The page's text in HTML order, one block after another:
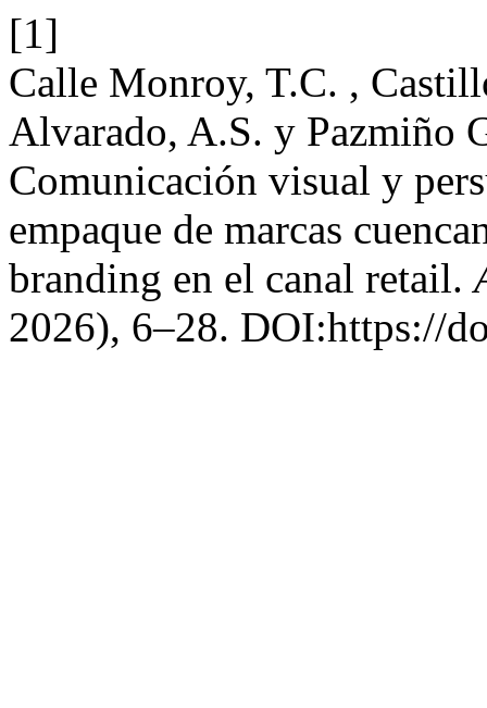
[1]
Calle Monroy, T.C. ,
Alvarado, A.S. y Pazmiño
Comunicación visual y
empaque de marcas
branding en el canal retail.
2026), 6–28. DOI:https://